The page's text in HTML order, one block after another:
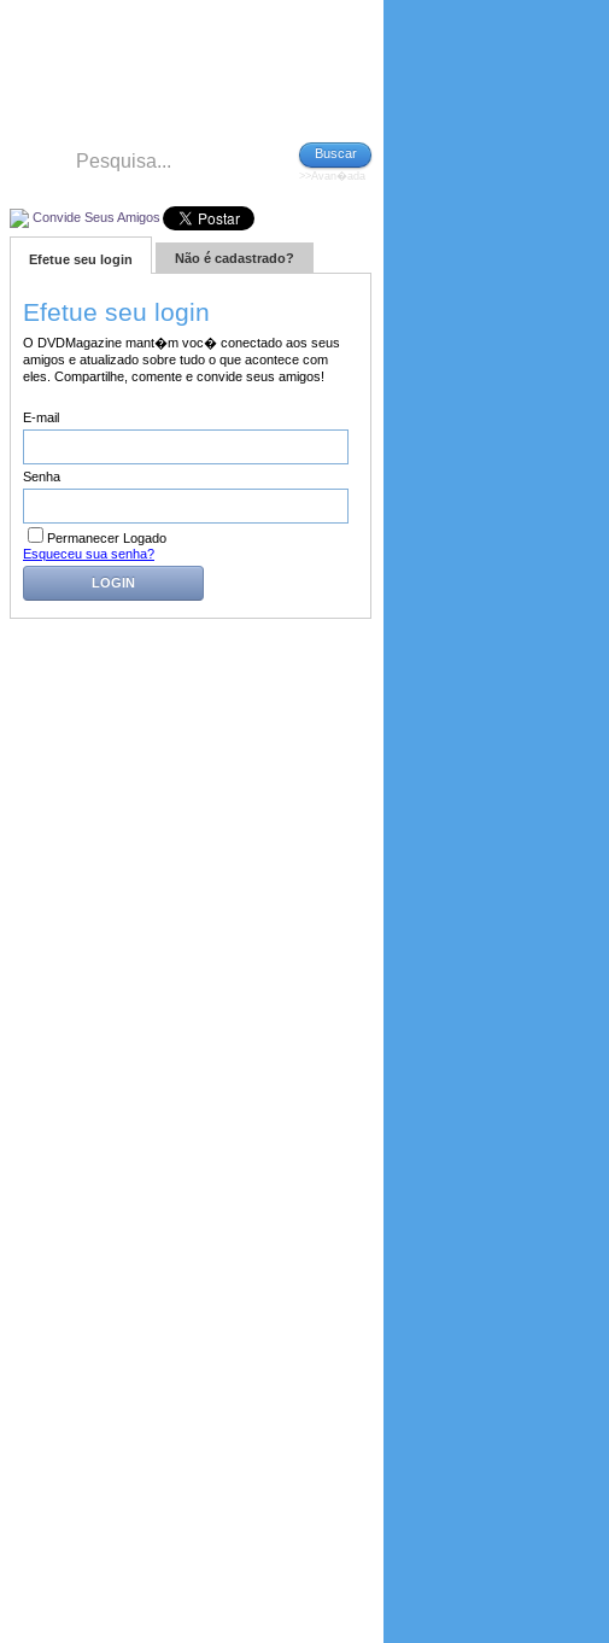
Buscar
>>Avan�ada
Convide Seus Amigos
Efetue seu login Não é cadastrado?
Efetue seu login
O DVDMagazine mant�m voc� conectado aos seus
amigos e atualizado sobre tudo o que acontece com
eles. Compartilhe, comente e convide seus amigos!
E-mail
Senha
Permanecer Logado
Esqueceu sua senha?
LOGIN